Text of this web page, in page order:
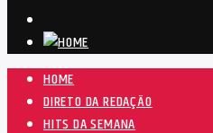
HOME
DIRETO DA REDAÇÃO
HITS DA SEMANA